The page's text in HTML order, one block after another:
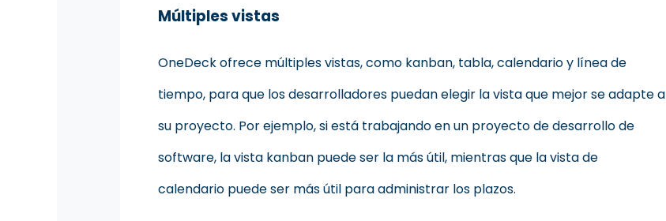
Múltiples vistas
OneDeck ofrece múltiples vistas, como kanban, tabla, calendario y línea de
tiempo, para que los desarrolladores puedan elegir la vista que mejor se adapte a
su proyecto. Por ejemplo, si está trabajando en un proyecto de desarrollo de
software, la vista kanban puede ser la más útil, mientras que la vista de
calendario puede ser más útil para administrar los plazos.